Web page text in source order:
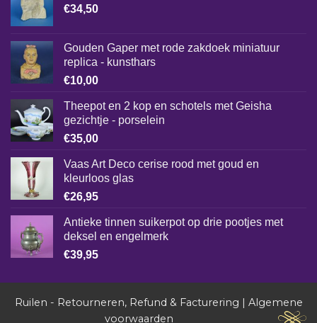
€34,50
Gouden Gaper met rode zakdoek miniatuur
replica - kunsthars
€10,00
Theepot en 2 kop en schotels met Geisha
gezichtje - porselein
€35,00
Vaas Art Deco cerise rood met goud en
kleurloos glas
€26,95
Antieke tinnen suikerpot op drie pootjes met
deksel en engelmerk
€39,95
Ruilen - Retourneren, Refund & Facturering | Algemene
voorwaarden